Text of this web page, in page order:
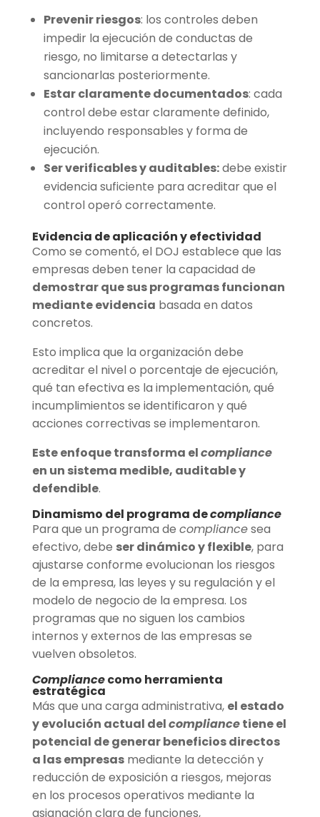
Prevenir riesgos: los controles deben
impedir la ejecución de conductas de
riesgo, no limitarse a detectarlas y
sancionarlas posteriormente.
Estar claramente documentados: cada
control debe estar claramente definido,
incluyendo responsables y forma de
ejecución.
Ser verificables y auditables:debe existir
evidencia suficiente para acreditar que el
control operó correctamente.
Evidencia de aplicación y efectividad
Como se comentó, el DOJ establece que las
empresas deben tener la capacidad de
demostrar que sus programas funcionan
mediante evidencia basada en datos
concretos.
Esto implica que la organización debe
acreditar el nivel o porcentaje de ejecución,
qué tan efectiva es la implementación, qué
incumplimientos se identificaron y qué
acciones correctivas se implementaron.
Este enfoque transforma elcompliance
en un sistema medible, auditable y
defendible.
Dinamismo del programa decompliance
Para que un programa de compliancesea
efectivo, debe ser dinámico y flexible, para
ajustarse conforme evolucionan los riesgos
de la empresa, las leyes y su regulación y el
modelo de negocio de la empresa. Los
programas que no siguen los cambios
internos y externos de las empresas se
vuelven obsoletos.
Compliancecomo herramienta
estratégica
Más que una carga administrativa, el estado
y evolución actual delcompliancetiene el
potencial de generar beneficios directos
a las empresasmediante la detección y
reducción de exposición a riesgos, mejoras
en los procesos operativos mediante la
asignación clara de funciones,